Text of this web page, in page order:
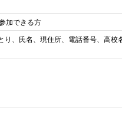
加できる方
り、氏名、現住所、電話番号、高校